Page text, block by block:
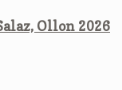
Ollon 2026